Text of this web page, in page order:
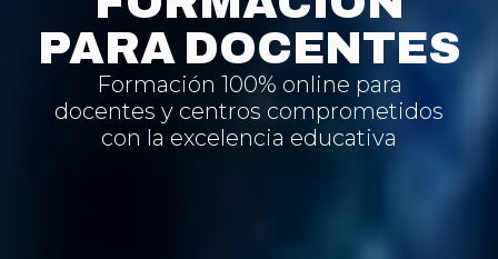
PARA DOCENTES
Formación 100% online para
docentes y centros comprometidos
con la excelencia educativa